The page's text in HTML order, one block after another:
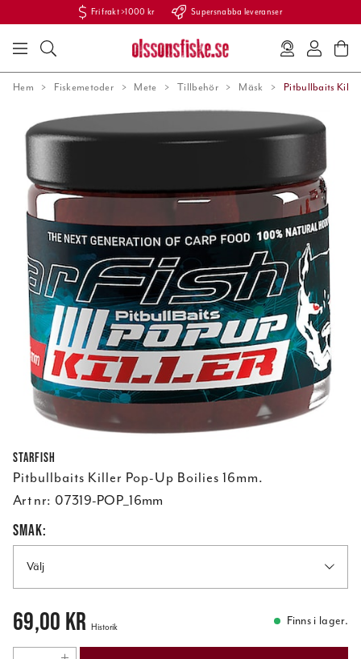
Fri frakt >1000 kr Supersnabba leveranser
Hem Fiskemetoder Mete Tillbehör Mäsk Pitbullbaits Killer
Starfish
Pitbullbaits Killer Pop-Up Boilies 16mm.
Art nr: 07319-POP_16mm
SMAK:
Välj
Pris: 69,00 kr
69,00 kr Historik Finns i lager.